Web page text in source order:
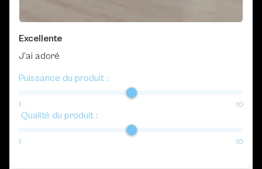
Excellente
J’ai adoré
Puissance du produit :
1 10
Qualité du produit :
1 10